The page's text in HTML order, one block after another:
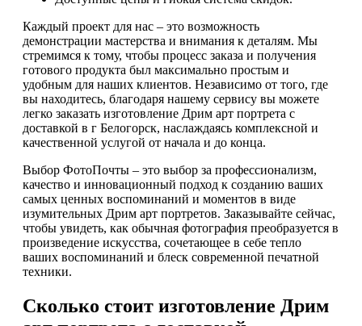
Каждый проект для нас – это возможность
демонстрации мастерства и внимания к деталям. Мы
стремимся к тому, чтобы процесс заказа и получения
готового продукта был максимально простым и
удобным для наших клиентов. Независимо от того, где
вы находитесь, благодаря нашему сервису вы можете
легко заказать изготовление Дрим арт портрета с
доставкой в г Белогорск, наслаждаясь комплексной и
качественной услугой от начала и до конца.
Выбор ФотоПочты – это выбор за профессионализм,
качество и инновационный подход к созданию ваших
самых ценных воспоминаний и моментов в виде
изумительных Дрим арт портретов. Заказывайте сейчас,
чтобы увидеть, как обычная фотография преобразуется в
произведение искусства, сочетающее в себе тепло
ваших воспоминаний и блеск современной печатной
техники.
Сколько стоит изготовление Дрим